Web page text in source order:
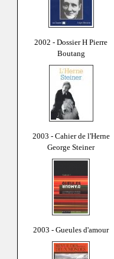
2002 - Dossier H Pierre
Boutang
2003 - Cahier de l'Herne
George Steiner
2003 - Gueules d'amour